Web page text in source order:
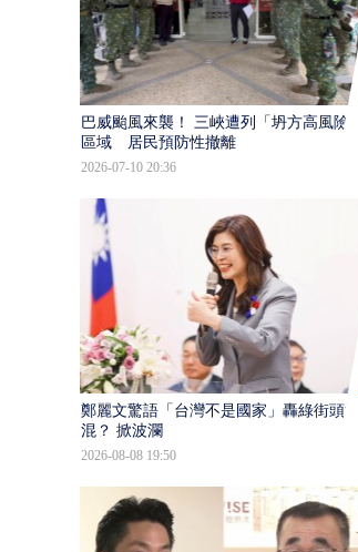
巴威颱風來襲！ 三峽遭列「坍方高風險」
區域 居民預防性撤離
2026-07-10 20:36
鄭麗文驚語「台灣不是國家」轟綠街頭混
混？ 掀波瀾
2026-08-08 19:50